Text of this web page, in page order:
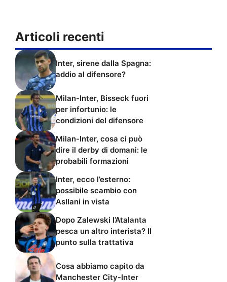
Articoli recenti
Inter, sirene dalla Spagna:
addio al difensore?
Milan-Inter, Bisseck fuori
per infortunio: le
condizioni del difensore
Milan-Inter, cosa ci può
dire il derby di domani: le
probabili formazioni
Inter, ecco l’esterno:
possibile scambio con
Asllani in vista
Dopo Zalewski l’Atalanta
pesca un altro interista? Il
punto sulla trattativa
Cosa abbiamo capito da
Manchester City-Inter